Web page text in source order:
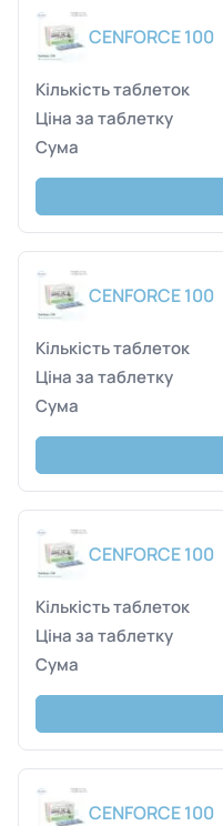
CENFORCE 100
CENFORCE 100
CENFORCE 100
CENFORCE 100